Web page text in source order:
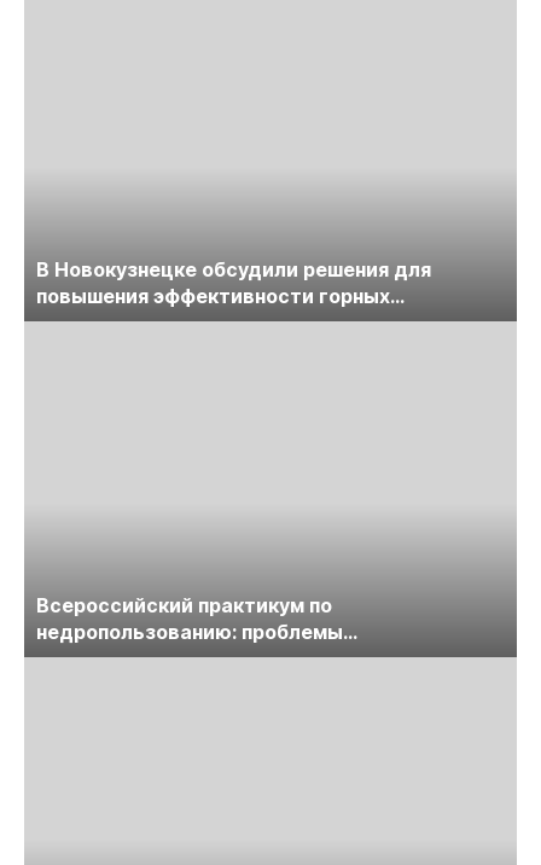
В Новокузнецке обсудили решения для
повышения эффективности горных
предприятий
Всероссийский практикум по
недропользованию: проблемы
лицензирования, цифровизации, экспертизы